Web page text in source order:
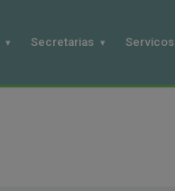
Secretarias Servicos